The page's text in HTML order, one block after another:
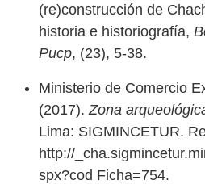
(re)construcción de
historia e historiografía,
Pucp, (23), 5-38.
Ministerio de Comercio
(2017). Zona
Lima: SIGMINCETUR.
http://
spx?cod Ficha=754.